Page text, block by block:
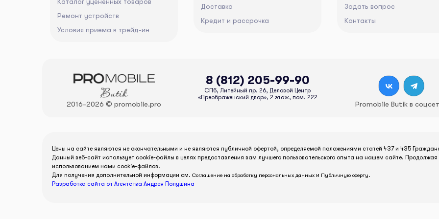
Каталог уцененных товаров
Ремонт устройств
Условия приема в трейд-ин
Доставка
Кредит и рассрочка
Задать вопрос
Контакты
2016-2026 © promobile.pro
8 (812) 205-99-90
СПб, Литейный пр. 26, Деловой Центр
«Преображенский двор», 2 этаж, пом. 222
Promobile Butik в
Цены на сайте являются не окончательными и не являются публичной офертой, определяемой положениями статей 437 и 435
Данный веб-сайт использует cookie-файлы в целях предоставления вам лучшего пользовательского опыта на нашем сайте.
использованием нами cookie-файлов.
Для получения дополнительной информации см. Соглашение на обработку персональных данных и Публичную оферту.
Разработка сайта от Агентства Андрея Полушина